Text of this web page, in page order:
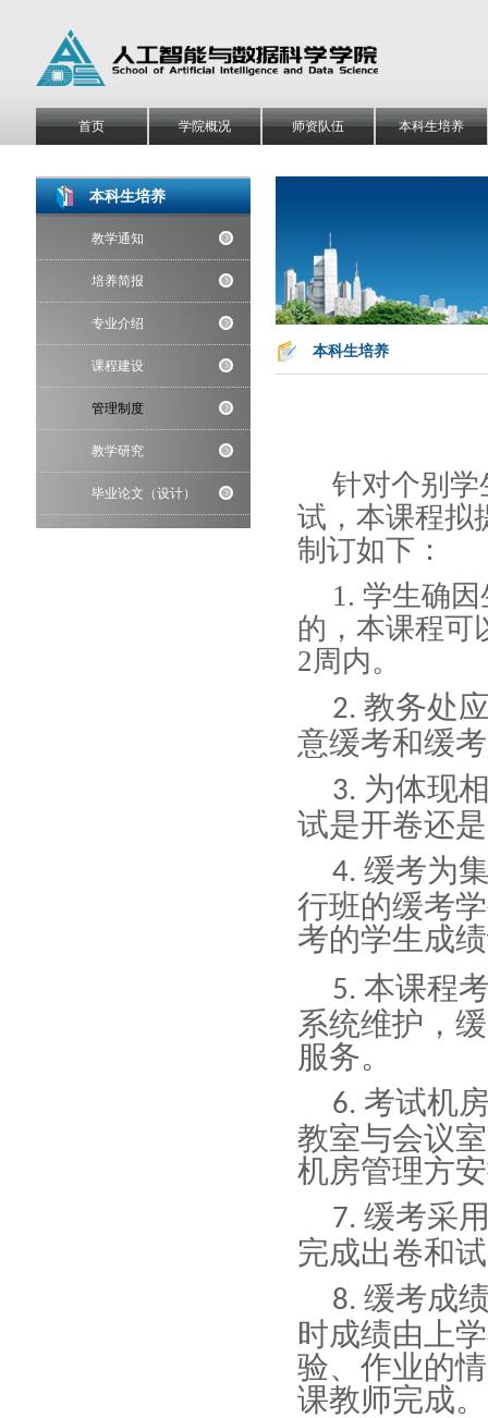
首页 学院概况 师资队伍 本科生培养
本科生培养
教学通知
培养简报
专业介绍
课程建设
管理制度
教学研究
毕业论文（设计）
本科生培养
针对个别
试，本课程拟
制订如下：
1. 学生确
的，本课程可
2周内。
2. 教务处
意缓考和缓
3. 为体现
试是开卷还
4. 缓考为
行班的缓考
考的学生成
5. 本课程
系统维护，
服务。
6. 考试机
教室与会议
机房管理方
7. 缓考采
完成出卷和
8. 缓考成
时成绩由上
验、作业的
课教师完成。